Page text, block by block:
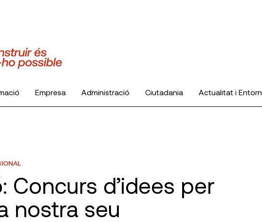
Empresa Administració Ciutadania Actualitat i Entorn
Concurs d’idees per
nostra seu